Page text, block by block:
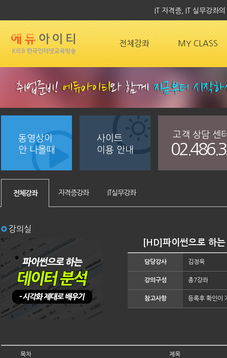
IT 자격증, IT 실무강좌
전체강좌 MY CLASS
동영상이
안 나올때
사이트
이용 안내
고객 상담 센
전체강좌 자격증강좌 IT실무강좌
강의실
[HD]파이썬으로 하
담당강사 김정욱
강의구성 총7강좌
참고사항 등록후 확인이
목차 제목